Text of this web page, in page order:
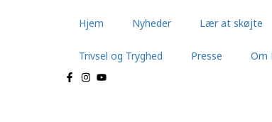
Hjem Nyheder Lær at skøjte
Trivsel og Tryghed Presse Om